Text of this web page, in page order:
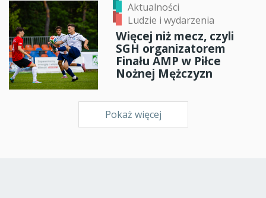
Aktualności
Ludzie i wydarzenia
Więcej niż mecz, czyli
SGH organizatorem
Finału AMP w Piłce
Nożnej Mężczyzn
Pokaż więcej